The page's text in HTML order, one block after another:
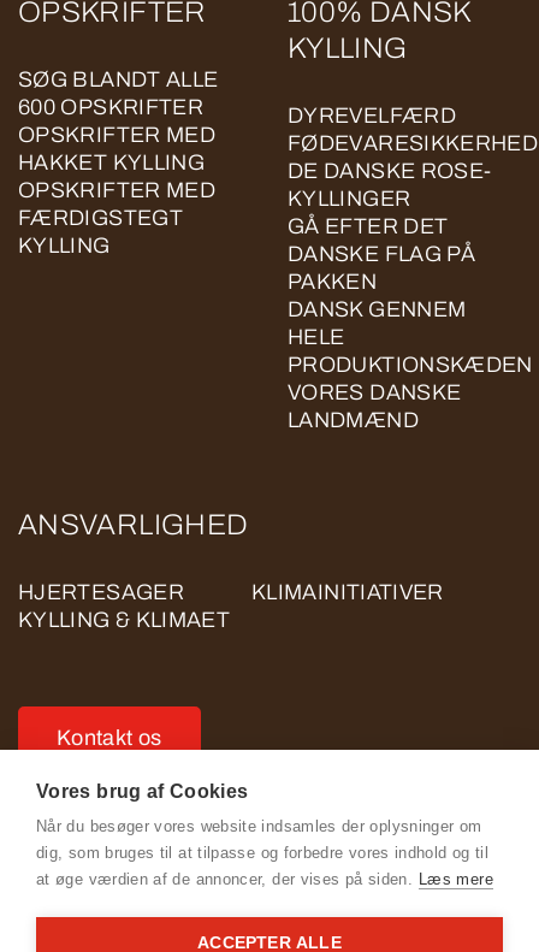
OPSKRIFTER
SØG BLANDT ALLE
600 OPSKRIFTER
OPSKRIFTER MED
HAKKET KYLLING
OPSKRIFTER MED
FÆRDIGSTEGT
KYLLING
100% DANSK
KYLLING
DYREVELFÆRD
FØDEVARESIKKERHED
DE DANSKE ROSE-
KYLLINGER
GÅ EFTER DET
DANSKE FLAG PÅ
PAKKEN
DANSK GENNEM
HELE
PRODUKTIONSKÆDEN
VORES DANSKE
LANDMÆND
ANSVARLIGHED
HJERTESAGER
KLIMAINITIATIVER
KYLLING & KLIMAET
Kontakt os
Vores brug af Cookies
Når du besøger vores website indsamles der oplysninger om
dig, som bruges til at tilpasse og forbedre vores indhold og til
at øge værdien af de annoncer, der vises på siden. Læs mere
ACCEPTER ALLE